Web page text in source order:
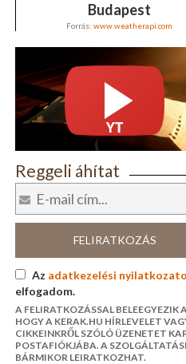
Budapest
Forrás: www.weatherapi.com
Reggeli áhítat
FELIRATKOZÁS
Az adatkezelési
elfogadom.
A FELIRATKOZÁSSAL BELEEGYEZIK
HOGY A KERAK.HU HÍRLEVELET
CIKKEINKRŐL SZÓLÓ ÜZENETET
POSTAFIÓKJÁBA. A
BÁRMIKOR LEIRATKOZHAT.